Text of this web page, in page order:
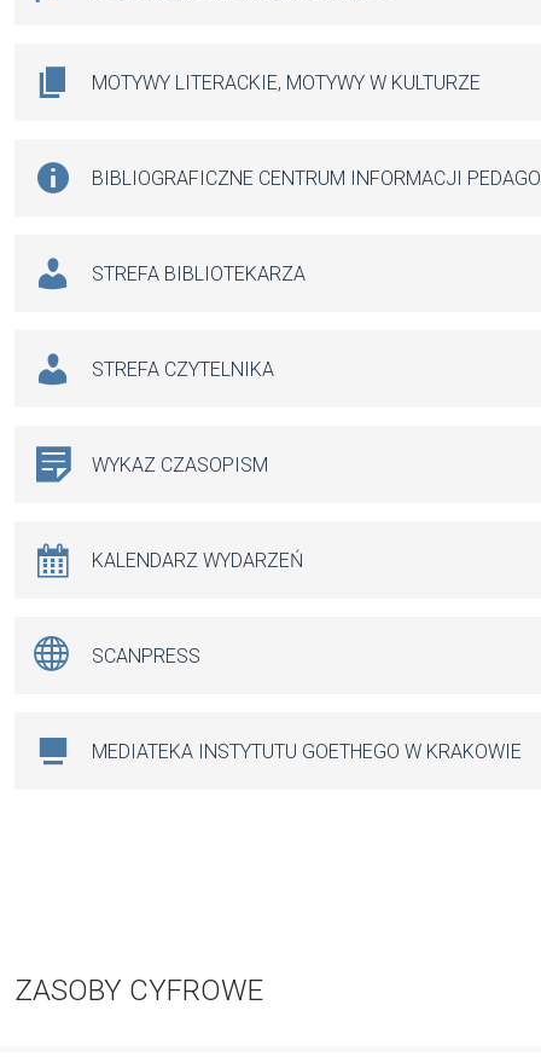
MOTYWY LITERACKIE, MOTYWY W KULTURZE
BIBLIOGRAFICZNE CENTRUM INFORMACJI
STREFA BIBLIOTEKARZA
STREFA CZYTELNIKA
WYKAZ CZASOPISM
KALENDARZ WYDARZEŃ
SCANPRESS
MEDIATEKA INSTYTUTU GOETHEGO W KRAKOWIE
ZASOBY CYFROWE